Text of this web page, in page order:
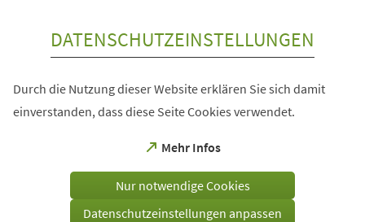
DATENSCHUTZEINSTELLUNGEN
Durch die Nutzung dieser Website erklären Sie sich damit
einverstanden, dass diese Seite Cookies verwendet.
Mehr Infos
(Öffnet
einem
Tab)
Nur notwendige Cookies
Datenschutzeinstellungen anpassen